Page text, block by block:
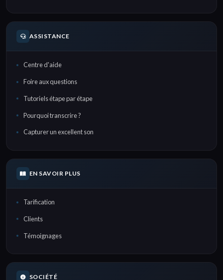
ASSISTANCE
Centre d'aide
Foire aux questions
Tutoriels étape par étape
Pourquoi transcrire ?
Capturer un excellent son
EN SAVOIR PLUS
Tarification
Clients
Témoignages
SOCIÉTÉ